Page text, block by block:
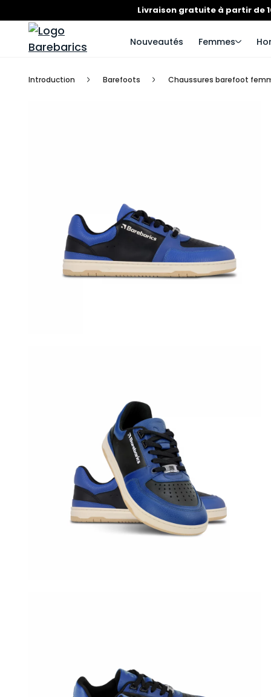
Livraison gratuite à partir de
Nouveautés Femmes
Introduction Barefoots Chaussures barefoot